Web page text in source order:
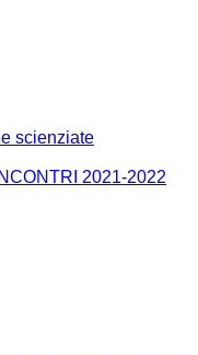
scienziate
2021-2022